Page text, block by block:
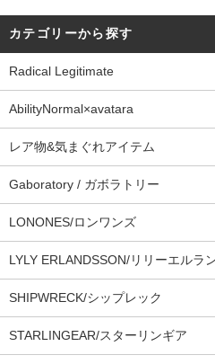
カテゴリーから探す
Radical Legitimate
AbilityNormal×avatara
レア物&気まぐれアイテム
Gaboratory / ガボラトリー
LONONES/ロンワンズ
LYLY ERLANDSSON/リリーエルラ
SHIPWRECK/シップレック
STARLINGEAR/スターリンギア